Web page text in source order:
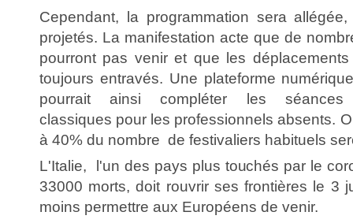
Cependant, la programmation sera
projetés. La manifestation acte que de
pourront pas venir et que les
toujours entravés. Une plateforme
pourrait ainsi compléter les séances
classiques pour les professionnels absents.
à 40% du nombre de festivaliers habituels
L'Italie, l'un des pays plus touchés par le
33000 morts, doit rouvrir ses frontières le 3
moins permettre aux Européens de venir.